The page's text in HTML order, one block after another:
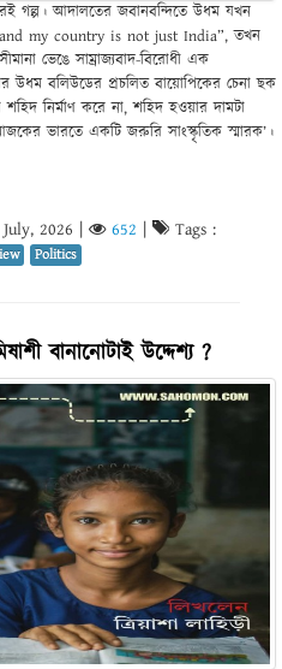
গল্প। আদালতের জবানবন্দিতে উধম যখন
my country is not just India”, তখন
ভেঙে সাম্রাজ্যবাদ-বিরোধী এক
উধম বলিউডের প্রচলিত বায়োপিকের চেনা ছক
নির্মাণ করে না, শহিদ হওয়ার দামটা
ভারতে একটি জরুরি সাংস্কৃতিক স্মারক’।
2026 652 Tags :
Politics
বানানোটাই উদ্দেশ্য ?